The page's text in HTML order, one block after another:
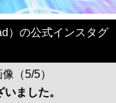
（5/5）
いました。